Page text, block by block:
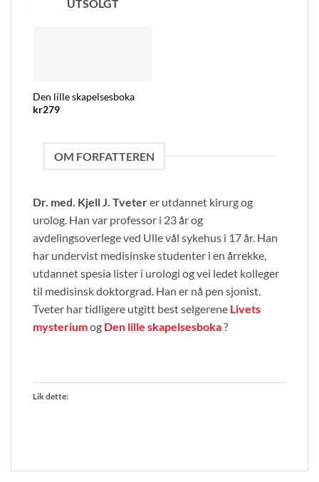
UTSOLGT
Den lille skapelsesboka
kr279
OM FORFATTEREN
Dr. med. Kjell J. Tveterer utdannet kirurg og
urolog. Han var professor i 23 år og
avdelingsoverlege ved Ulle vål sykehus i 17 år. Han
har undervist medisinske studenter i en årrekke,
utdannet spesia lister i urologi og vei ledet kolleger
til medisinsk doktorgrad. Han er nå pen sjonist.
Tveter har tidligere utgitt best selgerene Livets
mysteriumog Den lille skapelsesboka?
Lik dette: